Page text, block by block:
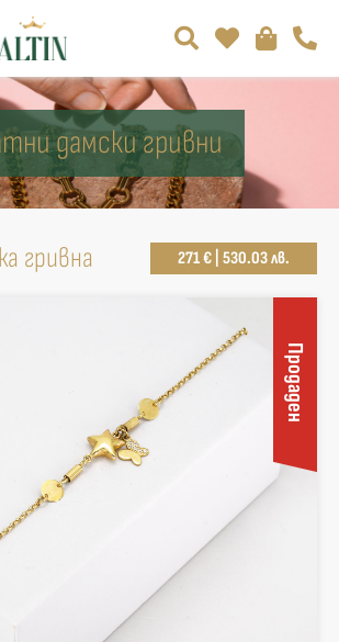
дамски гривни
гривна 271 € | 530.03 лв.
Продаден